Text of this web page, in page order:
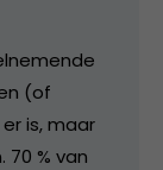
(of
is, maar
% van